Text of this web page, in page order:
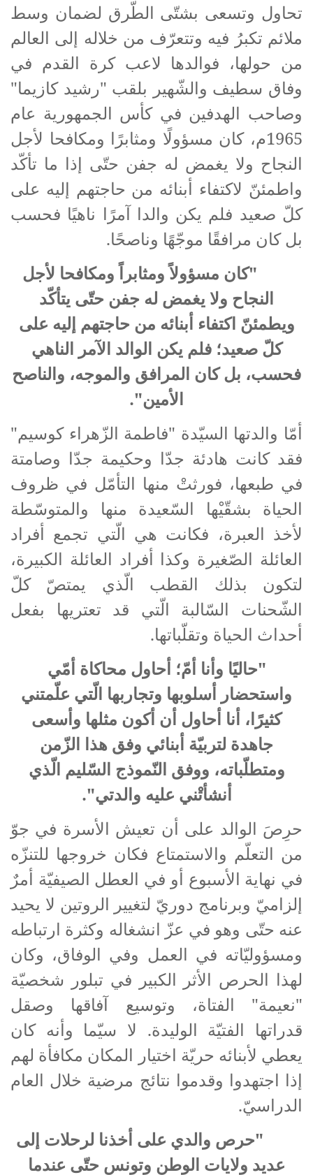
تحاول وتسعى بشتّى الطّرق لضمان وسط
ملائم تكبرُ فيه وتتعرّف من خلاله إلى العالم
من حولها، فوالدها لاعب كرة القدم في
وفاق سطيف والشّهير بلقب "رشيد كازيما"
وصاحب الهدفين في كأس الجمهورية عام
1965م، كان مسؤولًا ومثابرًا ومكافحا لأجل
النجاح ولا يغمض له جفن حتّى إذا ما تأكّد
واطمئنّ لاكتفاء أبنائه من حاجتهم إليه على
كلّ صعيد فلم يكن والدا آمرًا ناهيًا فحسب
بل كان مرافقًا موجّهًا وناصحًا.
"كان مسؤولاً ومثابراً ومكافحا لأجل
النجاح ولا يغمض له جفن حتّى يتأكّد
ويطمئنّ اكتفاء أبنائه من حاجتهم إليه على
كلّ صعيد؛ فلم يكن الوالد الآمر الناهي
فحسب، بل كان المرافق والموجه، والناصح
الأمين".
أمّا والدتها السيّدة "فاطمة الزّهراء كوسيم"
فقد كانت هادئة جدّا وحكيمة جدّا وصامتة
في طبعها، فورثتْ منها التأمّل في ظروف
الحياة بشقّيْها السّعيدة منها والمتوسّطة
لأخذ العبرة، فكانت هي الّتي تجمع أفراد
العائلة الصّغيرة وكذا أفراد العائلة الكبيرة،
لتكون بذلك القطب الّذي يمتصّ كلّ
الشّحنات السّالبة الّتي قد تعتريها بفعل
أحداث الحياة وتقلّباتها.
"حاليًا وأنا أمّ؛ أحاول محاكاة أمّي
واستحضار أسلوبها وتجاربها الّتي علّمتني
كثيرًا، أنا أحاول أن أكون مثلها وأسعى
جاهدة لتربيّة أبنائي وفق هذا الزّمن
ومتطلّباته، ووفق النّموذج السّليم الّذي
أنشأتْني عليه والدتي".
حرِصَ الوالد على أن تعيش الأسرة في جوّ
من التعلّم والاستمتاع فكان خروجها للتنزّه
في نهاية الأسبوع أو في العطل الصيفيّة أمرٌ
إلزاميّ وبرنامج دوريّ لتغيير الروتين لا يحيد
عنه حتّى وهو في عزّ انشغاله وكثرة ارتباطه
ومسؤوليّاته في العمل وفي الوفاق، وكان
لهذا الحرص الأثر الكبير في تبلور شخصيّة
"نعيمة" الفتاة، وتوسيع آفاقها وصقل
قدراتها الفتيّة الوليدة. لا سيّما وأنه كان
يعطي لأبنائه حريّة اختيار المكان مكافأة لهم
إذا اجتهدوا وقدموا نتائج مرضية خلال العام
الدراسيّ.
"حرص والدي على أخذنا لرحلات إلى
عديد ولايات الوطن وتونس حتّى عندما